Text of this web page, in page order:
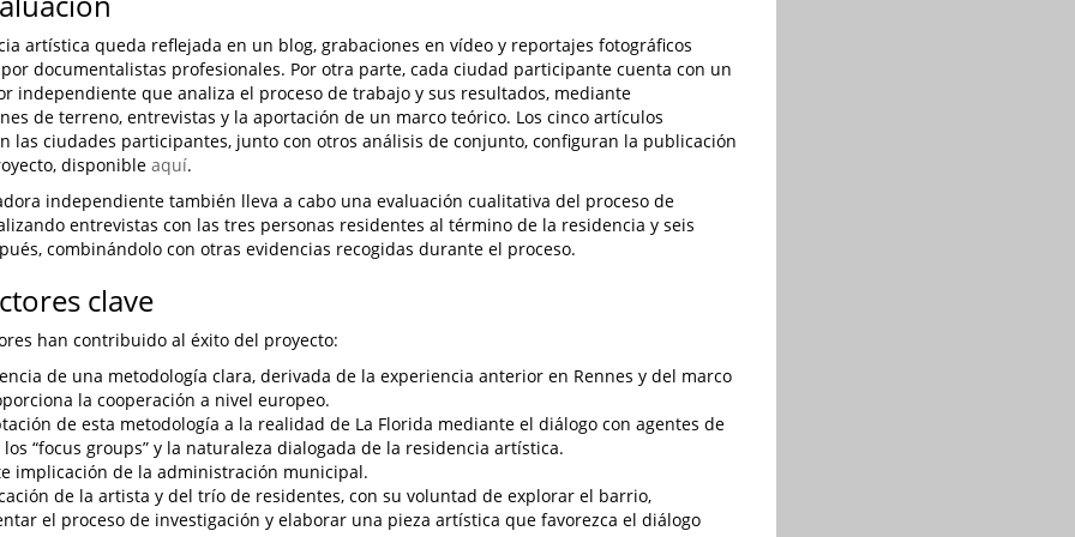
artística queda reflejada en un blog, grabaciones en vídeo y reportajes fotográficos
documentalistas profesionales. Por otra parte, cada ciudad participante cuenta con un
independiente que analiza el proceso de trabajo y sus resultados, mediante
de terreno, entrevistas y la aportación de un marco teórico. Los cinco artículos
las ciudades participantes, junto con otros análisis de conjunto, configuran la publicación
disponible aquí.
independiente también lleva a cabo una evaluación cualitativa del proceso de
entrevistas con las tres personas residentes al término de la residencia y seis
combinándolo con otras evidencias recogidas durante el proceso.
clave
han contribuido al éxito del proyecto:
de una metodología clara, derivada de la experiencia anterior en Rennes y del marco
la cooperación a nivel europeo.
de esta metodología a la realidad de La Florida mediante el diálogo con agentes de
los “focus groups” y la naturaleza dialogada de la residencia artística.
implicación de la administración municipal.
de la artista y del trío de residentes, con su voluntad de explorar el barrio,
el proceso de investigación y elaborar una pieza artística que favorezca el diálogo